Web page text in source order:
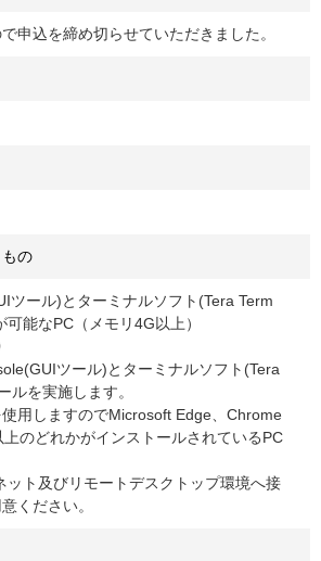
申込を締め切らせていただきました。
の
ツール)とターミナルソフト(Tera Term
能なPC（メモリ4G以上）
ツール)とターミナルソフト(Tera
ルを実施します。
用しますのでMicrosoft Edge、Chrome
のどれかがインストールされているPC
ト及びリモートデスクトップ環境へ接
ください。